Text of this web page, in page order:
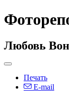
Любовь
Печать
E-mail